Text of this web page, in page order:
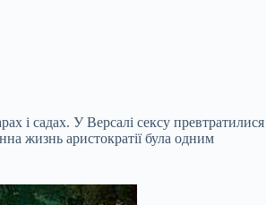
і садах. У Версалі сексу превтратилися
жизнь аристократії була одним